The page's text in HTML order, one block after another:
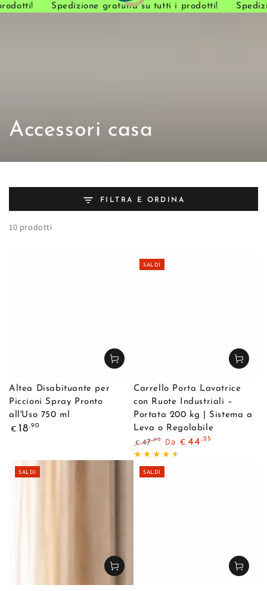
PASSA ALSpedizione gratuita su tutti i prodotti!
Collezione:
Accessori casa
FILTRA E ORDINA
10 prodotti
Altea Disabituante per
Piccioni Spray Pronto
all'Uso 750 ml
Prezzo
€ 18,90
Carrello Porta Lavatrice
con Ruote Industriali –
Portata 200 kg | Sistema a
Leva o Regolabile
Prezzo
regolare
€ 47,90
Il
Da € 44 ,25
SALDI
SALDI SALDI